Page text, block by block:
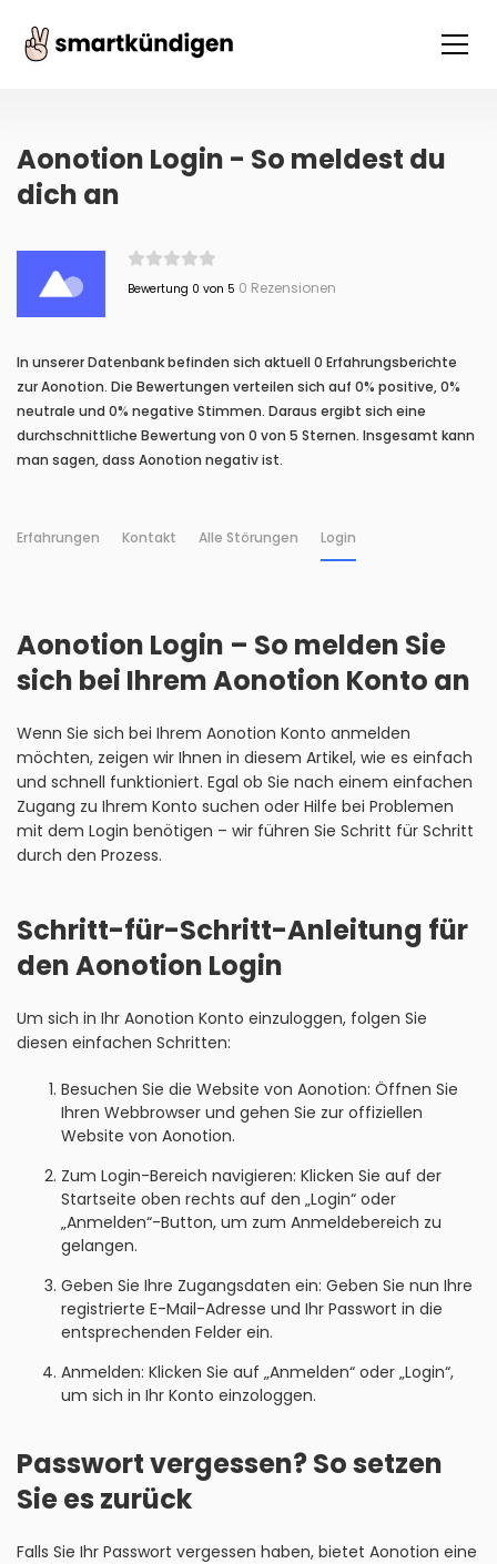
Aonotion Login - So meldest du
dich an
Bewertung 0 von 5 0 Rezensionen
In unserer Datenbank befinden sich aktuell 0 Erfahrungsberichte
zur Aonotion. Die Bewertungen verteilen sich auf 0% positive, 0%
neutrale und 0% negative Stimmen. Daraus ergibt sich eine
durchschnittliche Bewertung von 0 von 5 Sternen. Insgesamt kann
man sagen, dass Aonotion negativ ist.
Erfahrungen Kontakt Alle Störungen Login
Aonotion Login – So melden Sie
sich bei Ihrem Aonotion Konto an
Wenn Sie sich bei Ihrem Aonotion Konto anmelden
möchten, zeigen wir Ihnen in diesem Artikel, wie es einfach
und schnell funktioniert. Egal ob Sie nach einem einfachen
Zugang zu Ihrem Konto suchen oder Hilfe bei Problemen
mit dem Login benötigen – wir führen Sie Schritt für Schritt
durch den Prozess.
Schritt-für-Schritt-Anleitung für
den Aonotion Login
Um sich in Ihr Aonotion Konto einzuloggen, folgen Sie
diesen einfachen Schritten:
Besuchen Sie die Website von Aonotion: Öffnen Sie
Ihren Webbrowser und gehen Sie zur offiziellen
Website von Aonotion.
Zum Login-Bereich navigieren: Klicken Sie auf der
Startseite oben rechts auf den „Login“ oder
„Anmelden“-Button, um zum Anmeldebereich zu
gelangen.
Geben Sie Ihre Zugangsdaten ein: Geben Sie nun Ihre
registrierte E-Mail-Adresse und Ihr Passwort in die
entsprechenden Felder ein.
Anmelden: Klicken Sie auf „Anmelden“ oder „Login“,
um sich in Ihr Konto einzologgen.
Passwort vergessen? So setzen
Sie es zurück
Falls Sie Ihr Passwort vergessen haben, bietet Aonotion eine